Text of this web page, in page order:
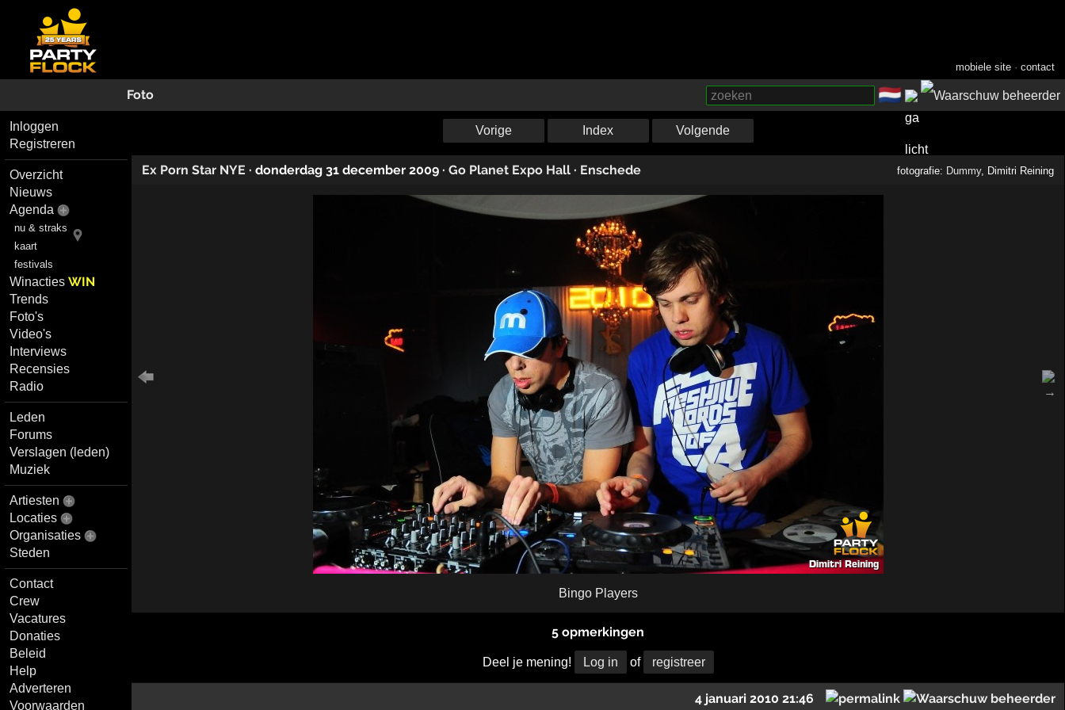
mobiele site ·contact
Foto 🇳🇱
Inloggen
Registreren
Overzicht
Nieuws
Agenda
nu & straks
kaart
festivals
WinactiesWIN
Trends
Foto's
Video's
Interviews
Recensies
Radio
Leden
Forums
Verslagen (leden)
Muziek
Artiesten
Locaties
Organisaties
Steden
Contact
Crew
Vacatures
Donaties
Beleid
Help
Adverteren
Voorwaarden
Vorige Index Volgende
Ex Porn Star NYE · donderdag 31 december 2009 · Go Planet Expo Hall · Enschede fotografie: Dummy, Dimitri Reining
Bingo Players
5 opmerkingen
Deel je mening! Log in of registreer
4 januari 2010 21:46